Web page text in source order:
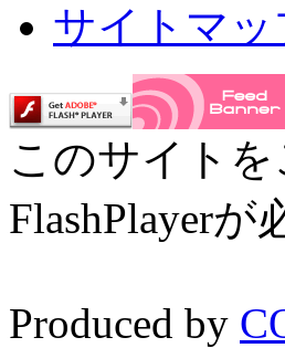
サイトマッ
このサイト
FlashPlayer
Produced by